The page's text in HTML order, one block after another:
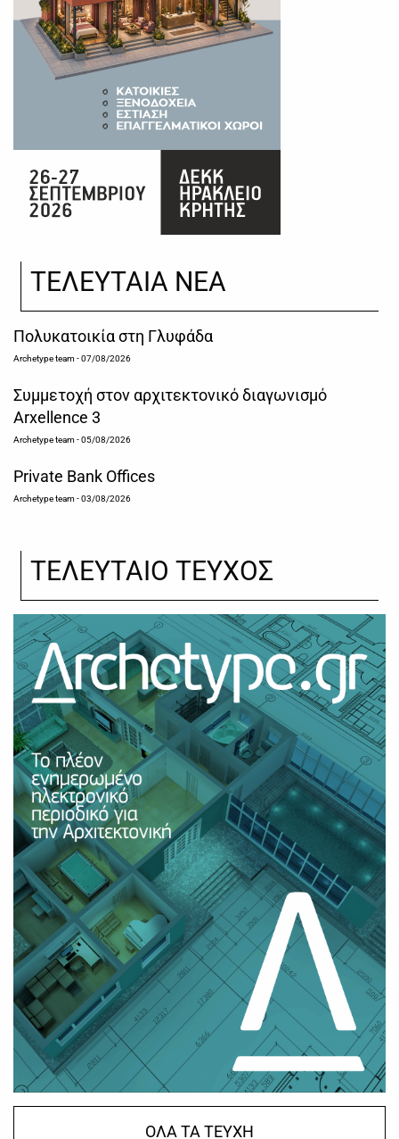
ΤΕΛΕΥΤΑΙΑ ΝΕΑ
Πολυκατοικία στη Γλυφάδα
Archetype team- 07/08/2026
Συμμετοχή στον αρχιτεκτονικό διαγωνισμό
Arxellence 3
Archetype team- 05/08/2026
Private Bank Offices
Archetype team- 03/08/2026
ΤΕΛΕΥΤΑΙΟ ΤΕΥΧΟΣ
ΟΛΑ ΤΑ ΤΕΥΧΗ